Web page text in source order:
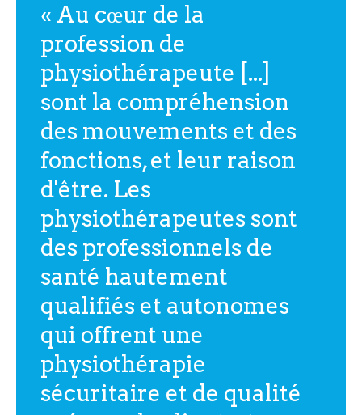
« Au cœur de la
profession de
physiothérapeute [...]
sont la compréhension
des mouvements et des
fonctions, et leur raison
d'être. Les
physiothérapeutes sont
des professionnels de
santé hautement
qualifiés et autonomes
qui offrent une
physiothérapie
sécuritaire et de qualité